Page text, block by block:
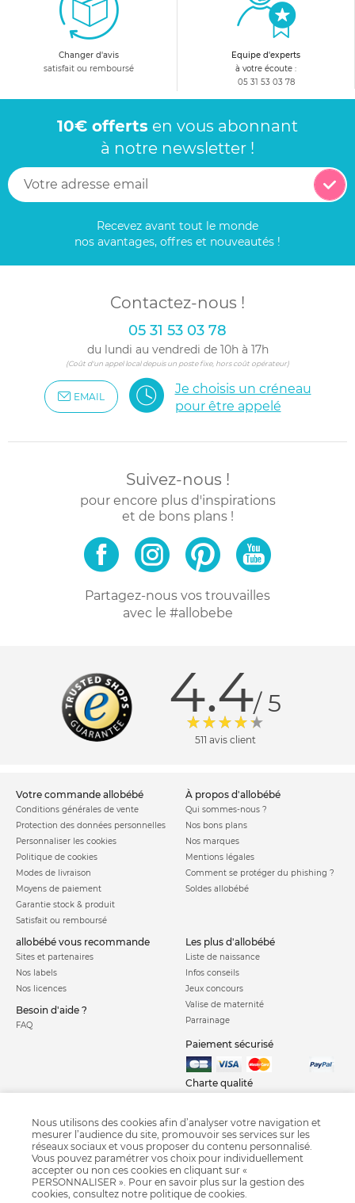
Changer d'avis
satisfait ou remboursé
Equipe d'experts
à votre écoute :
05 31 53 03 78
10€ offerts en vous abonnant
à notre newsletter !
Recevez avant tout le monde
nos avantages, offres et nouveautés !
Contactez-nous !
05 31 53 03 78
du lundi au vendredi de 10h à 17h
(Coût d'un appel local depuis un poste fixe, hors coût opérateur)
EMAIL
Je choisis un créneau
pour être appelé
Suivez-nous !
pour encore plus d'inspirations
et de bons plans !
Partagez-nous vos trouvailles
avec le #allobebe
4.4/ 5
511 avis client
votre commande allobébé
Conditions générales de vente
Protection des données personnelles
Personnaliser les cookies
Politique de cookies
Modes de livraison
Moyens de paiement
Garantie stock & produit
Satisfait ou remboursé
à propos d'allobébé
Qui sommes-nous ?
Nos bons plans
Nos marques
Mentions légales
Comment se protéger du phishing ?
Soldes allobébé
allobébé vous recommande
Sites et partenaires
Nos labels
Nos licences
Besoin d'aide ?
FAQ
les plus d'allobébé
Liste de naissance
Infos conseils
Jeux concours
Valise de maternité
Parrainage
Paiement sécurisé
Charte qualité
Fauteuil bébé Tapis de chambre bébé
Coffre à jouets
Nous utilisons des cookies afin d’analyser votre navigation et
mesurer l’audience du site, promouvoir ses services sur les
réseaux sociaux et vous proposer du contenu personnalisé.
Vous pouvez paramétrer vos choix pour individuellement
accepter ou non ces cookies en cliquant sur «
PERSONNALISER ». Pour en savoir plus sur la gestion des
cookies, consultez notre politique de cookies.